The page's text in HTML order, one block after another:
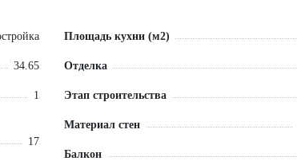
ИПОТЕКИ!
34.65
1
17
Площадь кухни (м2)
Отделка
Этап строительства
Материал стен
Балкон